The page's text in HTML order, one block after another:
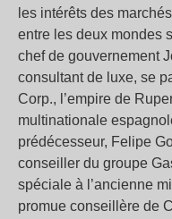
les intérêts des
entre les deux mondes
chef de gouvernement
consultant de luxe, se
Corp., l’empire de
multinationale
prédécesseur, Felipe
conseiller du groupe
spéciale à l’ancienne
promue conseillère de